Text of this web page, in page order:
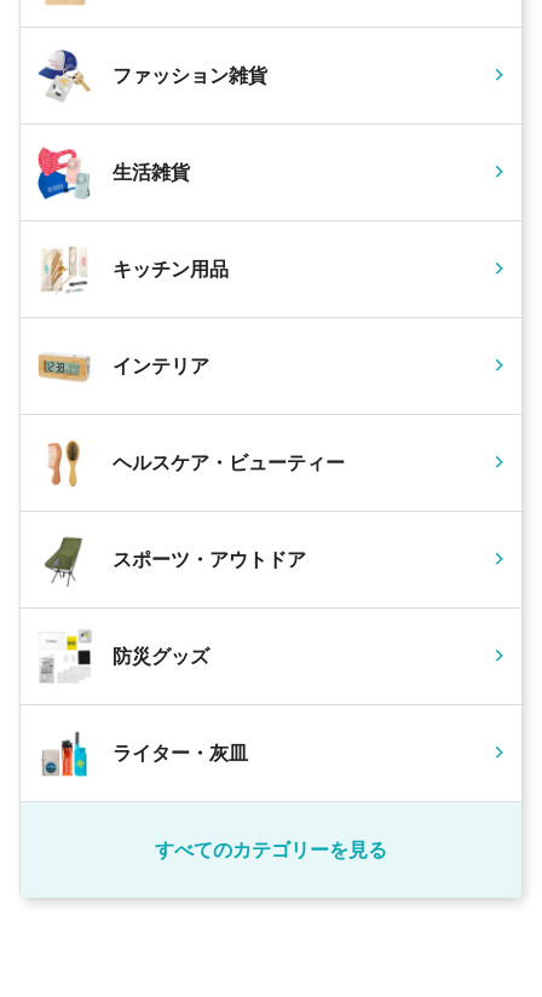
ファッション雑貨
生活雑貨
キッチン用品
インテリア
ヘルスケア・ビューティー
スポーツ・アウトドア
防災グッズ
ライター・灰皿
すべてのカテゴリーを見る